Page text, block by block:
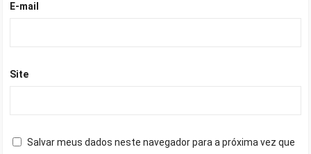
E-mail
Site
Salvar meus dados neste navegador para a próxima vez que